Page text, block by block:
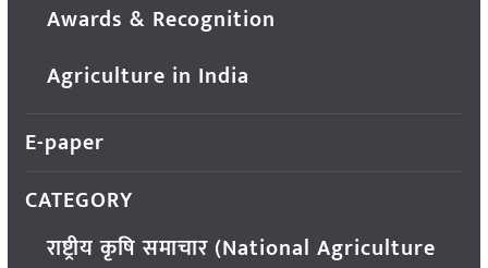
Awards & Recognition
Agriculture in India
E-paper
CATEGORY
राष्ट्रीय कृषि समाचार (National Agriculture